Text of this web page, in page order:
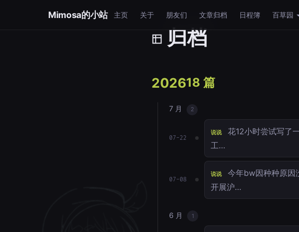
Mimosa的小站 主页 关于 朋友们 文章归档 日程簿 百草园
归档
202618 篇
7 月 2
07-22
说说
花12小时尝试写了
工…
07-08
说说
今年bw因种种原因
开展沪…
6 月 1